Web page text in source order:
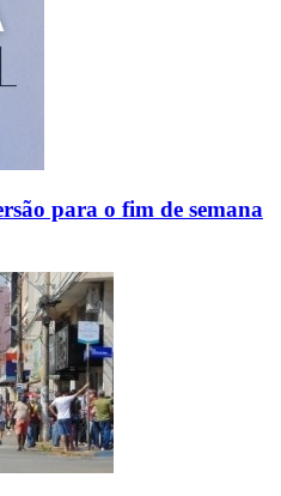
para o fim de semana